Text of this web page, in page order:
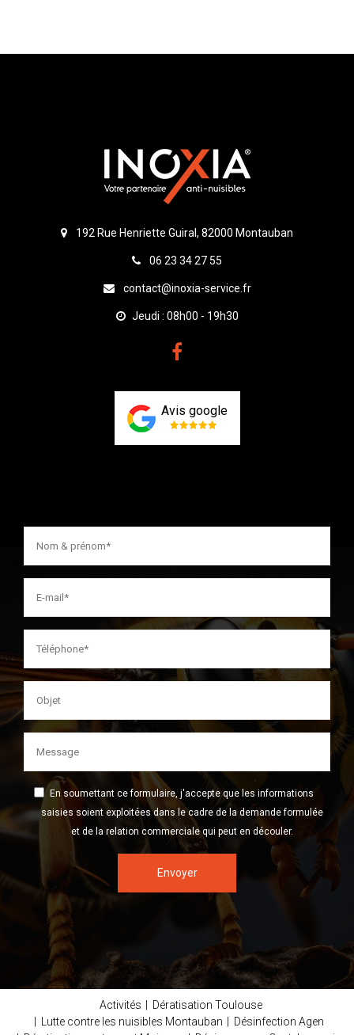
192 Rue Henriette Guiral, 82000 Montauban
06 23 34 27 55
contact@inoxia-service.fr
Jeudi : 08h00 - 19h30
Avis google
En soumettant ce formulaire, j'accepte que les informations
saisies soient exploitées dans le cadre de la demande formulée
et de la relation commerciale qui peut en découler.
Envoyer
Activités
Dératisation Toulouse
Lutte contre les nuisibles Montauban
Désinfection Agen